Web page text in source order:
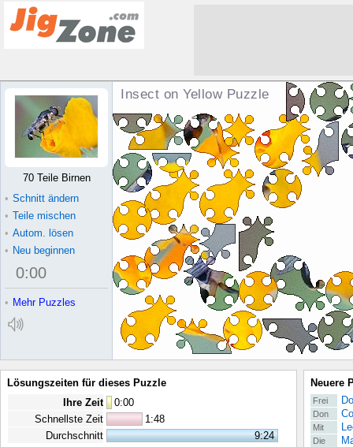
Insect on Yellow Puzzle
70 Teile Birnen
• Schnitt ändern
• Teile mischen
• Autom. lösen
• Neu beginnen
0:00
• Mehr Puzzles
Lösungszeiten für dieses Puzzle
Ihre Zeit
0:00
Schnellste Zeit
1:48
Durchschnitt
9:24
Neuere
Frei
Don
Mit
Die